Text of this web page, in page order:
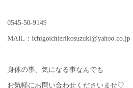
0545-50-9149
MAIL：ichigoichierikosuzuki@yahoo.co.jp
身体の事、気になる事なんでも
お気軽にお問い合わせくださいませ♡